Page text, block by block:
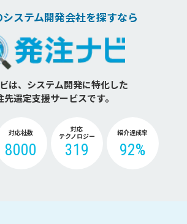
ステム開発会社を探すなら
は、システム開発に特化した
先選定支援サービスです。
対応社数
8000
対応
テクノロジー
319
紹介達成率
92%